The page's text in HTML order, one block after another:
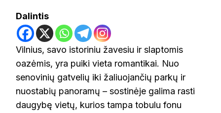
Dalintis
Vilnius, savo istoriniu žavesiu ir slaptomis
oazėmis, yra puiki vieta romantikai. Nuo
senovinių gatvelių iki žaliuojančių parkų ir
nuostabių panoramų – sostinėje galima rasti
daugybę vietų, kurios tampa tobulu fonu